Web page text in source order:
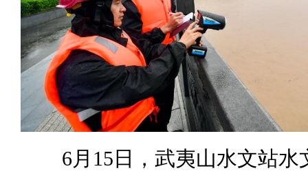
6月15日，武夷山水文站水